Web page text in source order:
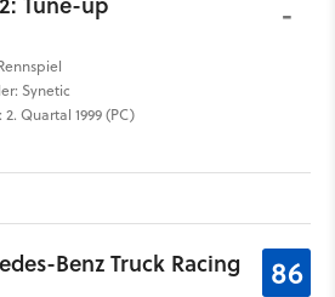
Synetic
2. Quartal 1999 (PC)
-
Benz Truck Racing 86